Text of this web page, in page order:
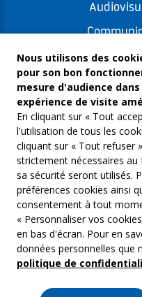
Freelances
Qui
Nous utilisons des
pour son bon
mesure d'audience
expérience de visite
En cliquant sur « Tout
l'utilisation de tous les
cliquant sur « Tout refuser
strictement nécessaires
sa sécurité seront utilisés.
préférences cookies ainsi
consentement à tout
« Personnaliser vos
en bas d'écran. Pour en
données personnelles que
politique de